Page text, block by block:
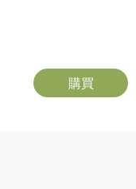
購買